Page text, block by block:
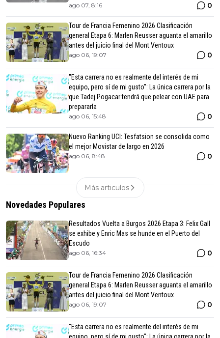
ago 07, 8:16 0
Tour de Francia Femenino 2026 Clasificación
general Etapa 6: Marlen Reusser aguanta el amarillo
antes del juicio final del Mont Ventoux
ago 06, 19:07 0
"Esta carrera no es realmente del interés de mi
equipo, pero sí de mi gusto": La única carrera por la
que Tadej Pogacar tendrá que pelear con UAE para
prepararla
ago 06, 15:48 0
Nuevo Ranking UCI: Tesfatsion se consolida como
el mejor Movistar de largo en 2026
ago 06, 8:48 0
Más articulos
Novedades Populares
Resultados Vuelta a Burgos 2026 Etapa 3: Felix Gall
se exhibe y Enric Mas se hunde en el Puerto del
Escudo
ago 06, 16:34 0
Tour de Francia Femenino 2026 Clasificación
general Etapa 6: Marlen Reusser aguanta el amarillo
antes del juicio final del Mont Ventoux
ago 06, 19:07 0
"Esta carrera no es realmente del interés de mi
equipo, pero sí de mi gusto": La única carrera por la